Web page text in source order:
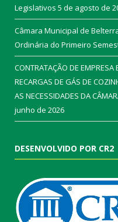
Legislativos 5 de agosto de
Câmara Municipal de
Ordinária do Primeiro
CONTRATAÇÃO DE EMPRESA
RECARGAS DE GÁS DE
AS NECESSIDADES DA
junho de 2026
DESENVOLVIDO POR CR2